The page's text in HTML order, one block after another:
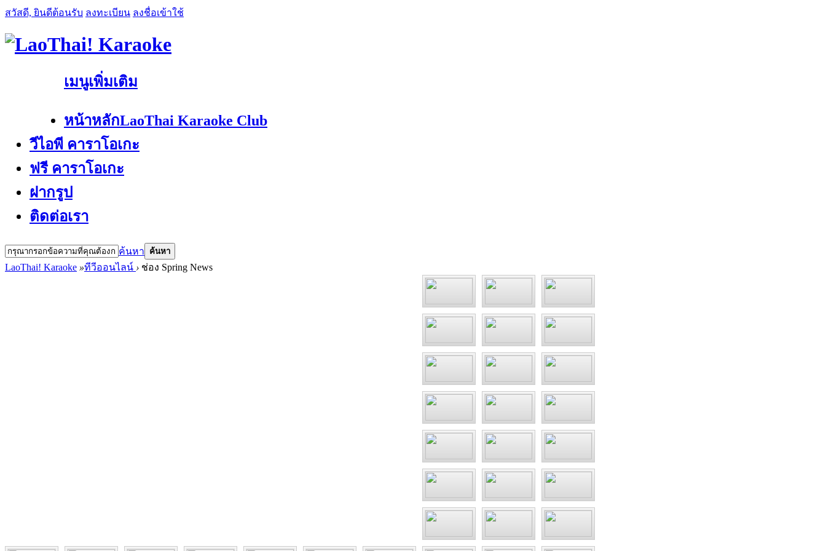
สวัสดี, ยินดีต้อนรับ ลงทะเบียน ลงชื่อเข้าใช้
เมนูเพิ่มเติม
หน้าหลักLaoThai Karaoke Club
วีไอพี คาราโอเกะ
ฟรี คาราโอเกะ
ฝากรูป
ติดต่อเรา
ค้นหา ค้นหา
LaoThai! Karaoke »ทีวีออนไลน์ › ช่อง Spring News